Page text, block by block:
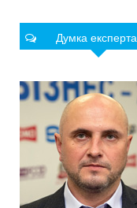
Думка експерта